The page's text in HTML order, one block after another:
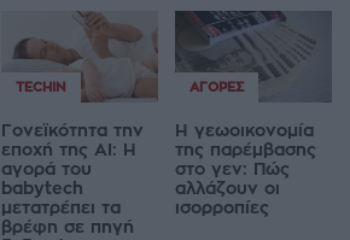
TECHIN
Γονεϊκότητα την
εποχή της AI: Η
αγορά του
babytech
μετατρέπει τα
βρέφη σε πηγή
ΑΓΟΡΈΣ
Η γεωοικονομία
της παρέμβασης
στο γεν: Πώς
αλλάζουν οι
ισορροπίες